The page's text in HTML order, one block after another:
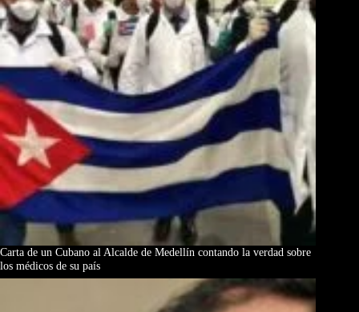
Carta de un Cubano al Alcalde de Medellín contando la verdad sobre
los médicos de su país